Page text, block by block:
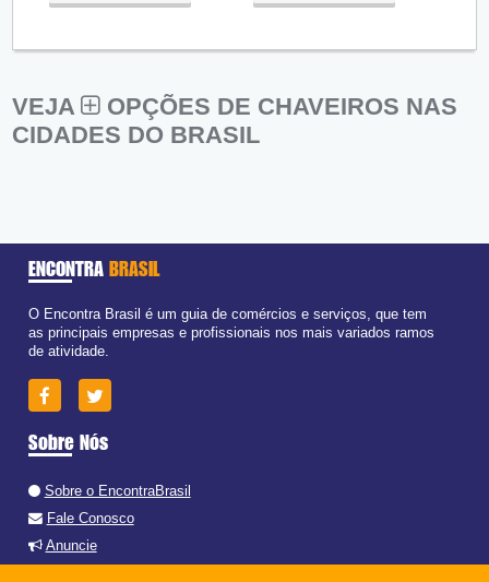
VEJA
OPÇÕES DE CHAVEIROS NAS
CIDADES DO BRASIL
ENCONTRA BRASIL
O Encontra Brasil é um guia de comércios e serviços, que tem
as principais empresas e profissionais nos mais variados ramos
de atividade.
Sobre Nós
Sobre o EncontraBrasil
Fale Conosco
Anuncie